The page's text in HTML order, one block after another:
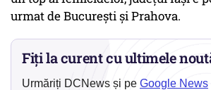
urmat de București și Prahova.
Fiți la curent cu ultimele
Urmăriți DCNews și pe Google News